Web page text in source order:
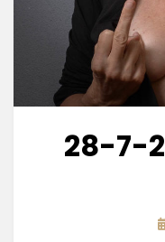
28-7-